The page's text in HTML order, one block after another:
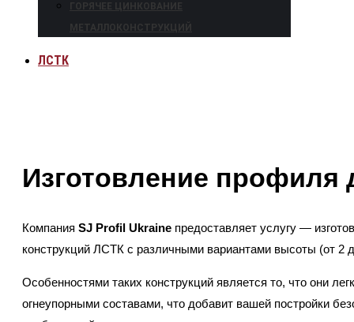
ГОРЯЧЕЕ ЦИНКОВАНИЕ
МЕТАЛЛОКОНСТРУКЦИЙ
ЛСТК
Изготовление
Компания SJ Profil Ukraine предоставляет услугу —
конструкций ЛСТК с различными вариантами высоты (от 2
Особенностями таких конструкций является то, что они
огнеупорными составами, что добавит вашей постройки